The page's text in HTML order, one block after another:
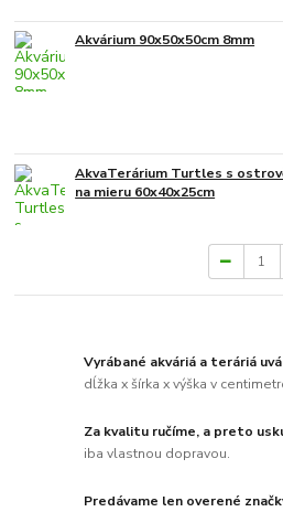
Akvárium 90x50x50cm 8mm
AkvaTerárium Turtles s
na mieru 60x40x25cm
Vyrábané akváriá a teráriá
dĺžka x šírka x výška v
Za kvalitu ručíme, a preto
iba vlastnou dopravou.
Predávame len overené